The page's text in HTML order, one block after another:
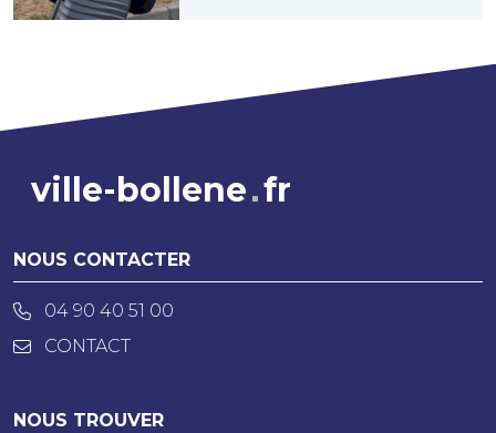
ville-bollene fr
NOUS CONTACTER
04 90 40 51 00
CONTACT
NOUS TROUVER